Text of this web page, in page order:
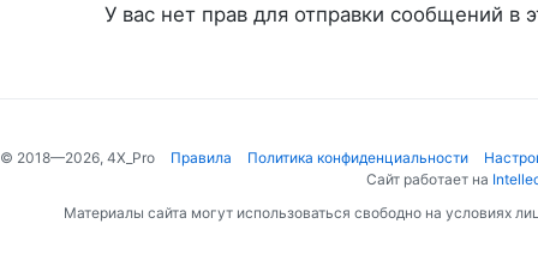
У вас нет прав для отправки сообщений в
© 2018—2026, 4X_Pro Правила Политика конфиденциальности
Сайт работает на
Материалы сайта могут использоваться свободно на условиях